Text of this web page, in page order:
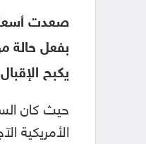
صعدت
بفعل حالة
يكبح
الأمريكية الآجلة للذهب 0.2